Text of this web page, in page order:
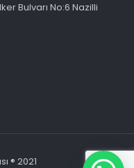
Bulvarı No:6 Nazilli
® 2021